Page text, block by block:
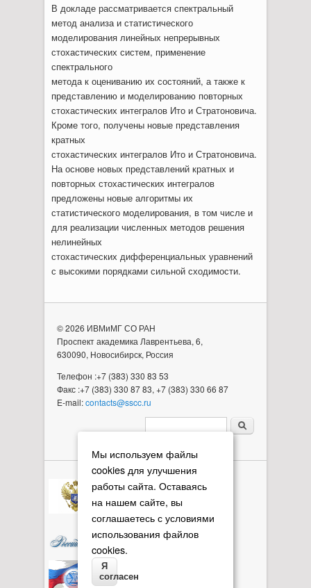
В докладе рассматривается спектральный
метод анализа и статистического
моделирования линейных непрерывных
стохастических систем, применение
спектрального
метода к оцениванию их состояний, а также к
представлению и моделированию повторных
стохастических интегралов Ито и Стратоновича.
Кроме того, получены новые представления
кратных
стохастических интегралов Ито и Стратоновича.
На основе новых представлений кратных и
повторных стохастических интегралов
предложены новые алгоритмы их
статистического моделирования, в том числе и
для реализации численных методов решения
нелинейных
стохастических дифференциальных уравнений
с высокими порядками сильной сходимости.
Мы используем файлы
cookies для улучшения
работы сайта. Оставаясь
на нашем сайте, вы
соглашаетесь с условиями
использования файлов
cookies.
Я
согласен
© 2026 ИВМиМГ СО РАН
Проспект академика Лаврентьева, 6,
630090, Новосибирск, Россия
Телефон :+7 (383) 330 83 53
Факс :+7 (383) 330 87 83, +7 (383) 330 66 87
E-mail:contacts@sscc.ru
Форма поиска